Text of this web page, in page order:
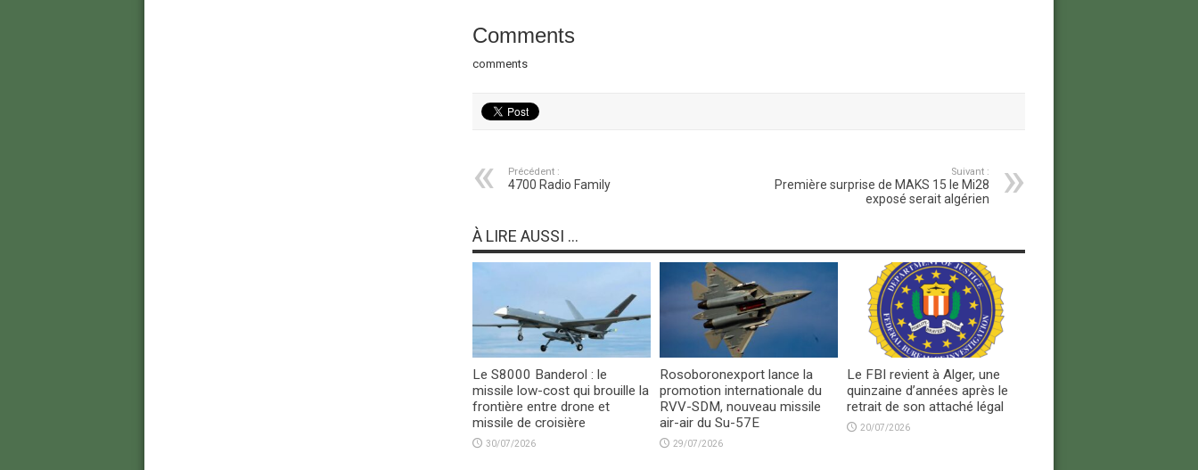
Comments
comments
Précédent :
4700 Radio Family
Suivant :
Première surprise de MAKS 15 le Mi28
exposé serait algérien
À LIRE AUSSI ...
Le S8000 Banderol : le
missile low-cost qui brouille la
frontière entre drone et
missile de croisière
30/07/2026
Rosoboronexport lance la
promotion internationale du
RVV-SDM, nouveau missile
air-air du Su-57E
29/07/2026
Le FBI revient à Alger, une
quinzaine d’années après le
retrait de son attaché légal
20/07/2026